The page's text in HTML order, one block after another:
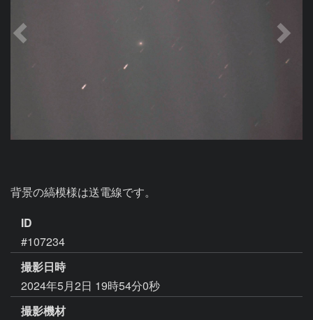
ID
#107234
撮影日時
2024年5月2日 19時54分0秒
撮影機材